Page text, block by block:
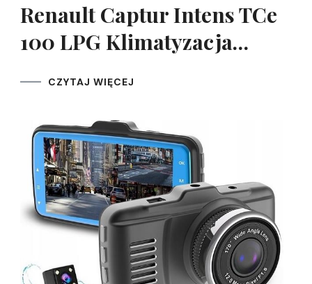
Renault Captur Intens TCe
100 LPG Klimatyzacja…
CZYTAJ WIĘCEJ